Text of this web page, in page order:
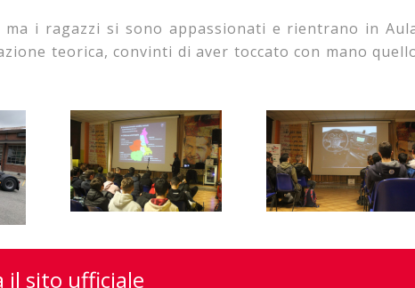
i ragazzi si sono appassionati e rientrano in
teorica, convinti di aver toccato con mano
il sito ufficiale